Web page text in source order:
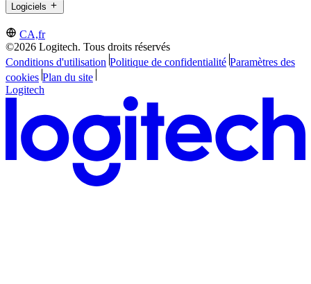
Logiciels
CA,fr
©2026 Logitech. Tous droits réservés
Conditions d'utilisation Politique de confidentialité Paramètres des
cookies Plan du site
Logitech